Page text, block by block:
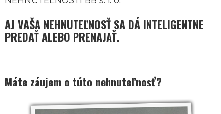
AJ VAŠA NEHNUTEĽNOSŤ SA DÁ INTELIGENTNE
PREDAŤ ALEBO PRENAJAŤ.
Máte záujem o túto nehnuteľnosť?